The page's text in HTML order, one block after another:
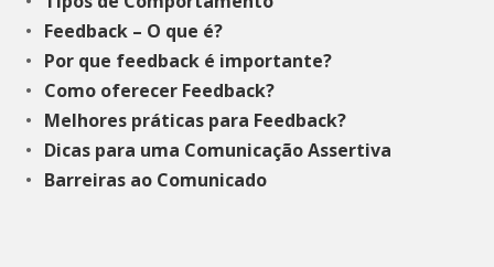
Feedback – O que é?
Por que feedback é importante?
Como oferecer Feedback?
Melhores práticas para Feedback?
Dicas para uma Comunicação Assertiva
Barreiras ao Comunicado